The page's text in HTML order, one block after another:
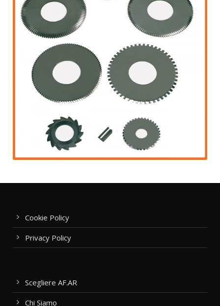
Cookie Policy
Privacy Policy
Scegliere AF.AR
Chi Siamo